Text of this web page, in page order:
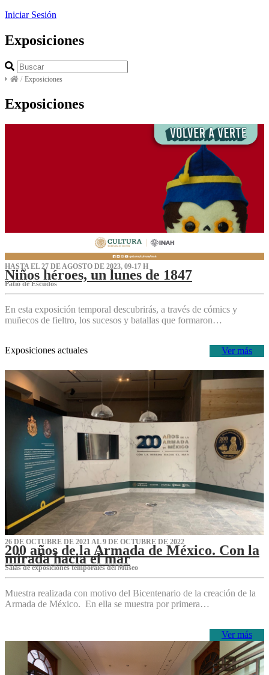
Iniciar Sesión
Exposiciones
/ Exposiciones
Exposiciones
HASTA EL 27 DE AGOSTO DE 2023, 09-17 H
Niños héroes, un lunes de 1847
Patio de Escudos
En esta exposición temporal descubrirás, a través de cómics y
muñecos de fieltro, los sucesos y batallas que formaron…
Ver más
Exposiciones actuales
26 DE OCTUBRE DE 2021 AL 9 DE OCTUBRE DE 2022
200 años de la Armada de México. Con la
mirada hacia el mar
Salas de exposiciones temporales del Museo‌
Muestra realizada con motivo del Bicentenario de la creación de la
Armada de México. En ella se muestra por primera…
Ver más